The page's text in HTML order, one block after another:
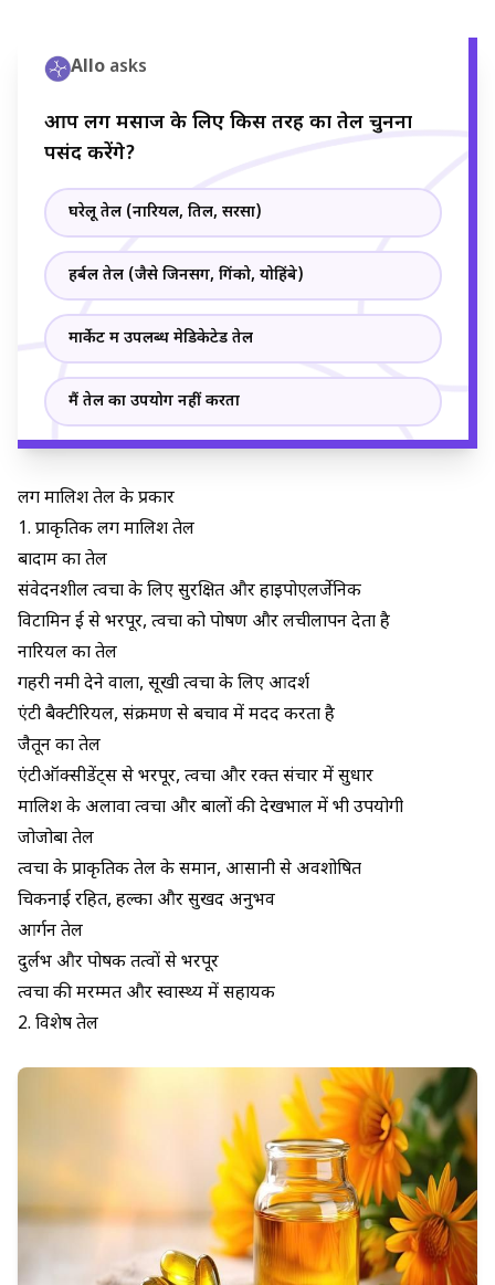
Allo asks
आप लिंग मसाज के लिए किस तरह का तेल चुनना
पसंद करेंगे?
घरेलू तेल (नारियल, तिल, सरसों)
हर्बल तेल (जैसे जिनसेंग, गिंको, योहिंबे)
मार्केट में उपलब्ध मेडिकेटेड तेल
मैं तेल का उपयोग नहीं करता
लिंग मालिश तेल के प्रकार
1. प्राकृतिक लिंग मालिश तेल
बादाम का तेल
संवेदनशील त्वचा के लिए सुरक्षित और हाइपोएलर्जेनिक
विटामिन ई से भरपूर, त्वचा को पोषण और लचीलापन देता है
नारियल का तेल
गहरी नमी देने वाला, सूखी त्वचा के लिए आदर्श
एंटी बैक्टीरियल, संक्रमण से बचाव में मदद करता है
जैतून का तेल
एंटीऑक्सीडेंट्स से भरपूर, त्वचा और रक्त संचार में सुधार
मालिश के अलावा त्वचा और बालों की देखभाल में भी उपयोगी
जोजोबा तेल
त्वचा के प्राकृतिक तेल के समान, आसानी से अवशोषित
चिकनाई रहित, हल्का और सुखद अनुभव
आर्गन तेल
दुर्लभ और पोषक तत्वों से भरपूर
त्वचा की मरम्मत और स्वास्थ्य में सहायक
2. विशेष तेल